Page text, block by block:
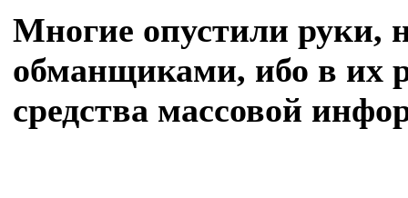
Многие опустили руки,
обманщиками, ибо в их
средства массовой